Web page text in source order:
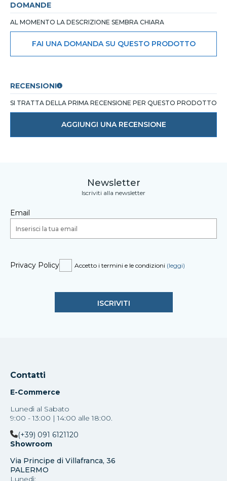
DOMANDE
AL MOMENTO LA DESCRIZIONE SEMBRA CHIARA
FAI UNA DOMANDA SU QUESTO PRODOTTO
RECENSIONI
SI TRATTA DELLA PRIMA RECENSIONE PER QUESTO PRODOTTO
AGGIUNGI UNA RECENSIONE
Newsletter
Iscriviti alla newsletter
Email
Privacy Policy Accetto i termini e le condizioni (leggi)
Contatti
E-Commerce
Lunedì al Sabato
9:00 - 13:00 | 14:00 alle 18:00.
(+39) 091 6121120
Showroom
Via Principe di Villafranca, 36
PALERMO
Lunedì: